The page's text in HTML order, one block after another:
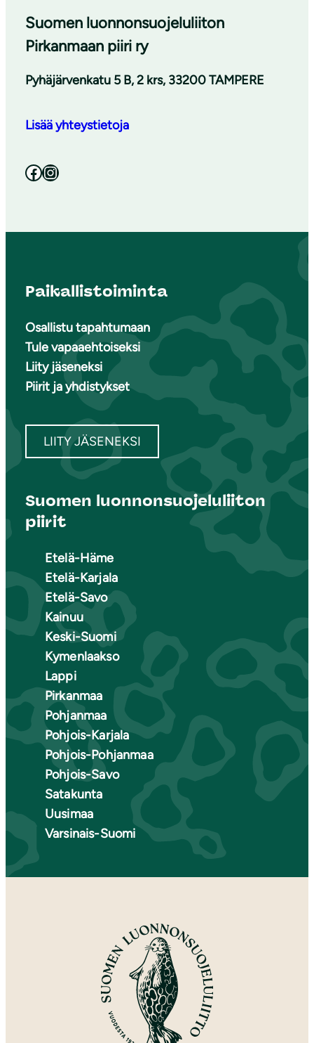
Suomen luonnonsuojeluliiton
Pirkanmaan piiri ry
Pyhäjärvenkatu 5 B, 2 krs, 33200 TAMPERE
Lisää yhteystietoja
Facebook Instagram
Paikallistoiminta
Osallistu tapahtumaan
Tule vapaaehtoiseksi
Liity jäseneksi
Piirit ja yhdistykset
LIITY JÄSENEKSI
Suomen luonnonsuojeluliiton
piirit
Etelä-Häme
Etelä-Karjala
Etelä-Savo
Kainuu
Keski-Suomi
Kymenlaakso
Lappi
Pirkanmaa
Pohjanmaa
Pohjois-Karjala
Pohjois-Pohjanmaa
Pohjois-Savo
Satakunta
Uusimaa
Varsinais-Suomi